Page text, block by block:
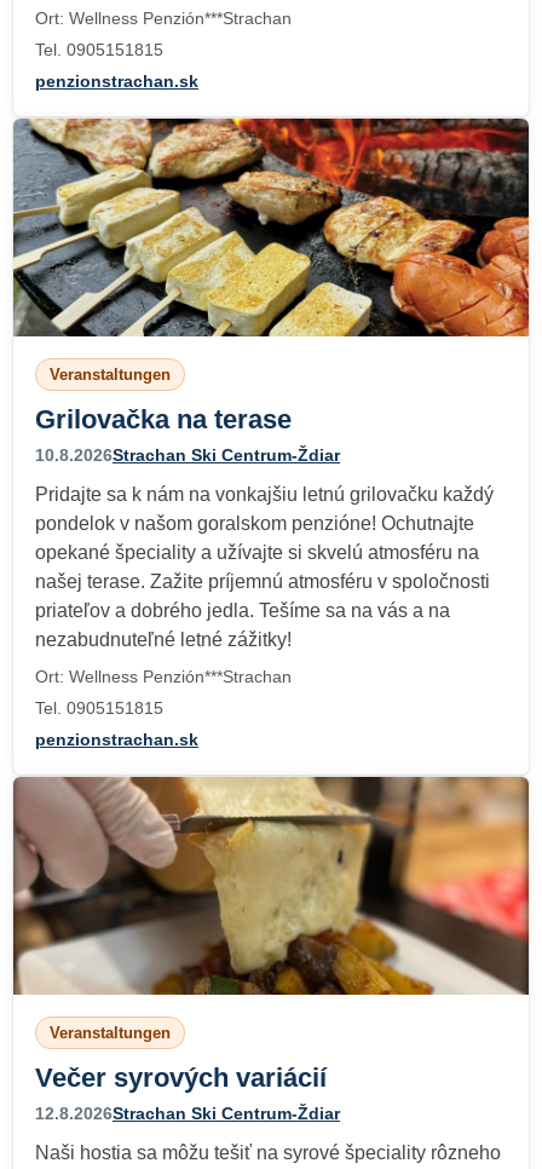
Ort: Wellness Penzión***Strachan
Tel. 0905151815
penzionstrachan.sk
Veranstaltungen
Grilovačka na terase
10.8.2026Strachan Ski Centrum-Ždiar
Pridajte sa k nám na vonkajšiu letnú grilovačku každý
pondelok v našom goralskom penzióne! Ochutnajte
opekané špeciality a užívajte si skvelú atmosféru na
našej terase. Zažite príjemnú atmosféru v spoločnosti
priateľov a dobrého jedla. Tešíme sa na vás a na
nezabudnuteľné letné zážitky!
Ort: Wellness Penzión***Strachan
Tel. 0905151815
penzionstrachan.sk
Veranstaltungen
Večer syrových variácií
12.8.2026Strachan Ski Centrum-Ždiar
Naši hostia sa môžu tešiť na syrové špeciality rôzneho